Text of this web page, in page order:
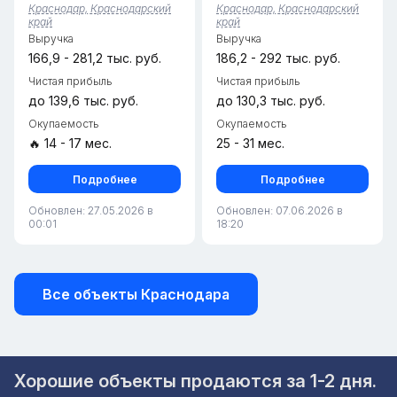
Бизнес полностью отлажен
и не требует
дополнительных вложений...
Краснодар, Краснодарский
край
Выручка
166,9 - 281,2 тыс. руб.
Чистая прибыль
до 139,6 тыс. руб.
Окупаемость
🔥 14 - 17 мес.
Подробнее
Обновлен: 27.05.2026 в
00:01
пространством.• Пункт
работает с 2024 года,
финансовая ст...
Краснодар, Краснодарский
край
Выручка
186,2 - 292 тыс. руб.
Чистая прибыль
до 130,3 тыс. руб.
Окупаемость
25 - 31 мес.
Подробнее
Обновлен: 07.06.2026 в
18:20
Все объекты Краснодара
Хорошие объекты продаются за 1-2 дня.